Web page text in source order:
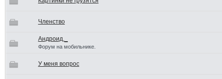
Членство
Андроид._
Форум на мобильнике.
У меня вопрос